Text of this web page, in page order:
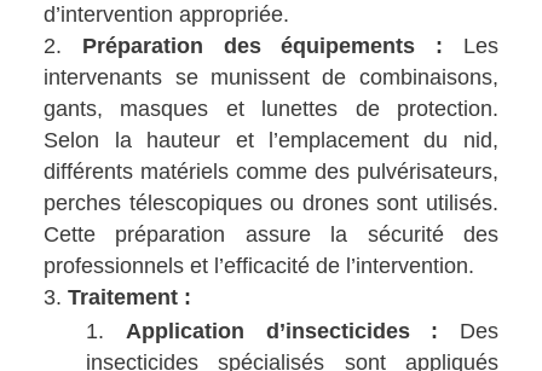
d’intervention appropriée.
Préparation des équipements : Les
intervenants se munissent de combinaisons,
gants, masques et lunettes de protection.
Selon la hauteur et l’emplacement du nid,
différents matériels comme des pulvérisateurs,
perches télescopiques ou drones sont utilisés.
Cette préparation assure la sécurité des
professionnels et l’efficacité de l’intervention.
Traitement :
Application d’insecticides : Des
insecticides spécialisés sont appliqués